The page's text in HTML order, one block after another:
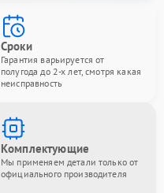
Сроки
Гарантия варьируется от
полугода до 2-х лет, смотря какая
неисправность
Комплектующие
Мы применяем детали только от
официального производителя